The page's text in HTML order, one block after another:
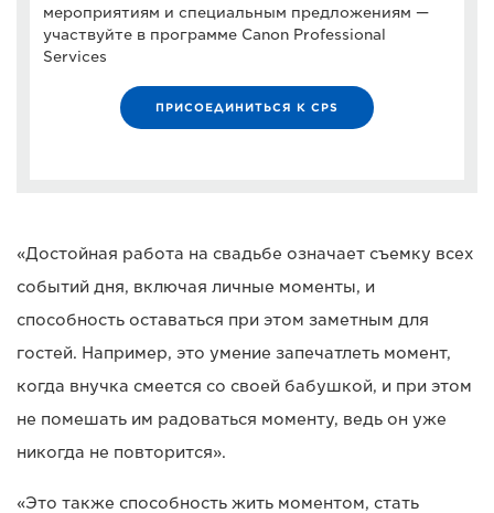
мероприятиям и специальным предложениям —
участвуйте в программе Canon Professional
Services
ПРИСОЕДИНИТЬСЯ К CPS
«Достойная работа на свадьбе означает съемку всех
событий дня, включая личные моменты, и
способность оставаться при этом заметным для
гостей. Например, это умение запечатлеть момент,
когда внучка смеется со своей бабушкой, и при этом
не помешать им радоваться моменту, ведь он уже
никогда не повторится».
«Это также способность жить моментом, стать